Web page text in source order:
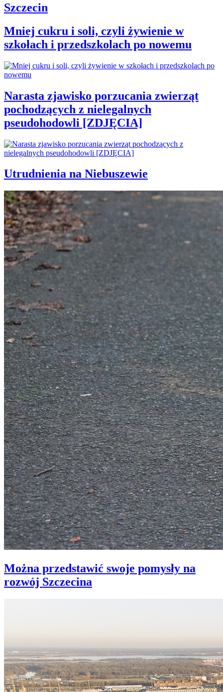
Szczecin
Mniej cukru i soli, czyli żywienie w
szkołach i przedszkolach po nowemu
Narasta zjawisko porzucania zwierząt
pochodzących z nielegalnych
pseudohodowli [ZDJĘCIA]
Utrudnienia na Niebuszewie
Można przedstawić swoje pomysły na
rozwój Szczecina